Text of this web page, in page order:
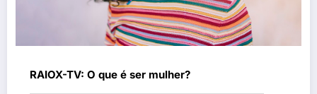
RAIOX-TV: O que é ser mulher?